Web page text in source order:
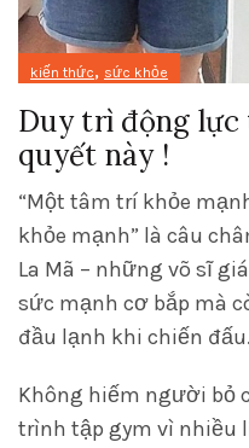
kiến thức, sức khỏe
Duy trì động lực
quyết này !
“Một tâm trí khỏe
khỏe mạnh” là câu
La Mã – những võ sĩ
sức mạnh cơ bắp mà
đầu lạnh khi chiến đấu.
Không hiếm người bỏ
trình tập gym vì nhiều